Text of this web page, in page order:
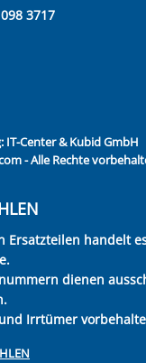
3717
IT-Center & Kubid GmbH
- Alle Rechte
Ersatzteilen handelt
dienen
Irrtümer